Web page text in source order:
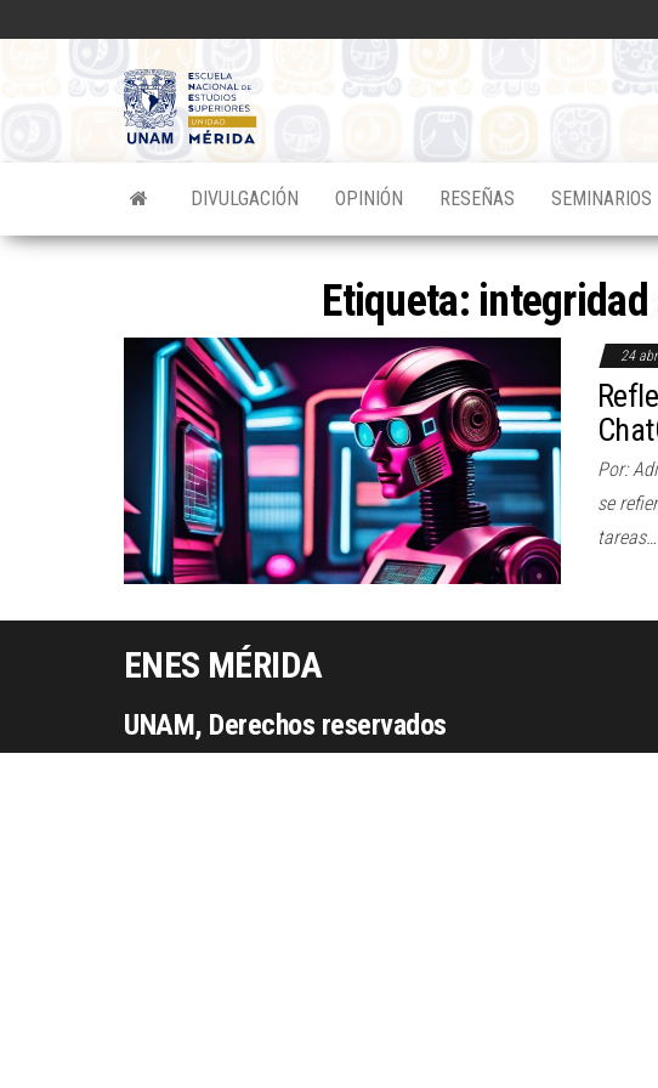
Mérida
DIVULGACIÓN OPINIÓN RESEÑAS SEMINARIOS
Etiqueta: integridad
24
Por:
se
tareas…
ENES MÉRIDA
UNAM, Derechos reservados